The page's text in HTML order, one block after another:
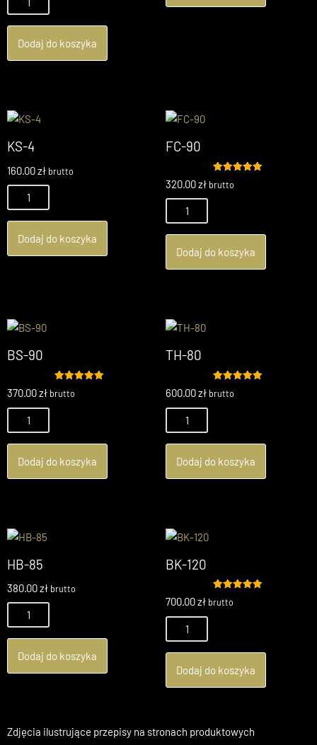
Dodaj do koszyka
KS-4
160.00zł brutto
Dodaj do koszyka
FC-90
5.00
320.00zł brutto
Dodaj do koszyka
BS-90
5.00
370.00zł brutto
Dodaj do koszyka
TH-80
5.00
600.00zł brutto
Dodaj do koszyka
HB-85
380.00zł brutto
Dodaj do koszyka
BK-120
5.00
700.00zł brutto
Dodaj do koszyka
Zdjęcia ilustrujące przepisy na stronach produktowych